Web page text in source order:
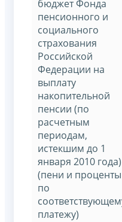
бюджет Фонда
пенсионного и
социального
страхования
Российской
Федерации на
выплату
накопительной
пенсии (по
расчетным
периодам,
истекшим до 1
января 2010 года)
(пени и проценты
по
платежу)